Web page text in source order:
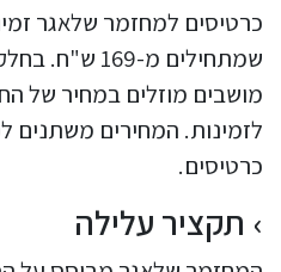
כרטיסים למחזמר שלאגר
שמתחילים מ-
לזמינות. המחירים משתנים
כרטיסים.
תקציר עלילה